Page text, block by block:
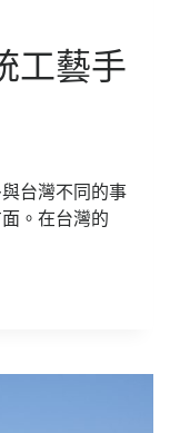
工藝手
台灣不同的事
。在台灣的